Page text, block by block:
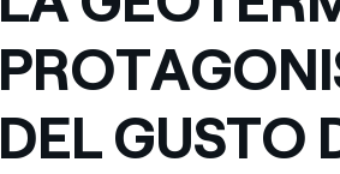
DEL GUSTO